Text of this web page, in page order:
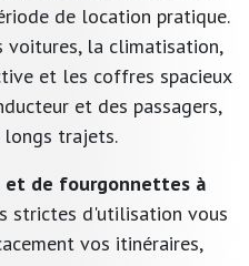
de location pratique.
voitures, la climatisation,
et les coffres spacieux
et des passagers,
longs trajets.
de fourgonnettes à
strictes d'utilisation vous
vos itinéraires,